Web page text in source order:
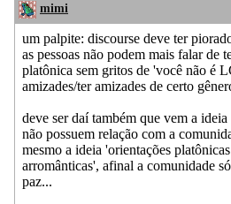
mimi
um palpite: discourse deve ter
as pessoas não podem mais falar de
platônica sem gritos de 'você não é
amizades/ter amizades de certo
deve ser daí também que vem a
não possuem relação com a
mesmo a ideia 'orientações
arromânticas', afinal a comunidade
paz...